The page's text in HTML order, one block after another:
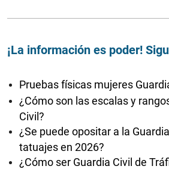
¡La información es poder!
Pruebas físicas mujeres
¿Cómo son las escalas y
Civil?
¿Se puede opositar a la
tatuajes en 2026?
¿Cómo ser Guardia Civil de